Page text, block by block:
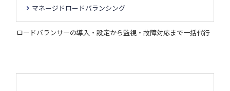
マネージドロードバランシング
ロードバランサーの導入・設定から監視・故障対応まで一括代行